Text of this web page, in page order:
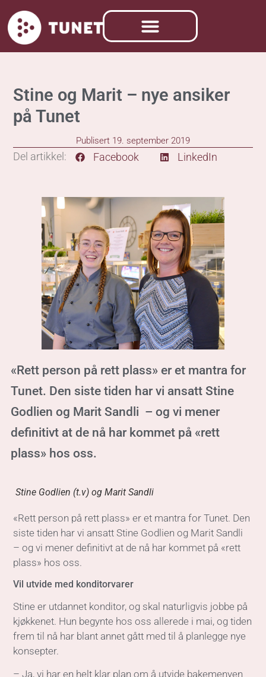
Stine og Marit – nye ansiker
på Tunet
Publisert 19. september 2019
Del artikkel: Facebook LinkedIn
«Rett person på rett plass» er et mantra for
Tunet. Den siste tiden har vi ansatt Stine
Godlien og Marit Sandli – og vi mener
definitivt at de nå har kommet på «rett
plass» hos oss.
Stine Godlien (t.v) og Marit Sandli
«Rett person på rett plass» er et mantra for Tunet. Den
siste tiden har vi ansatt Stine Godlien og Marit Sandli
– og vi mener definitivt at de nå har kommet på «rett
plass» hos oss.
Vil utvide med konditorvarer
Stine er utdannet konditor, og skal naturligvis jobbe på
kjøkkenet. Hun begynte hos oss allerede i mai, og tiden
frem til nå har blant annet gått med til å planlegge nye
konsepter.
– Ja, vi har en helt klar plan om å utvide bakemenyen